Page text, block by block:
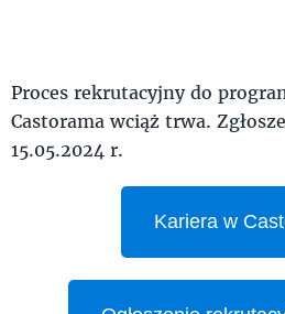
Proces rekrutacyjny do
Castorama wciąż trwa.
15.05.2024 r.
Kariera w